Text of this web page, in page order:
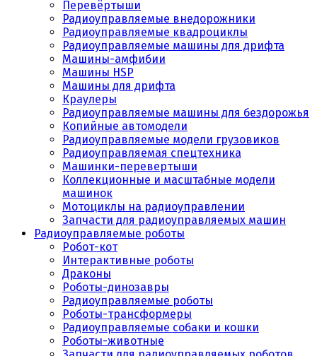
Перевёртыши
Радиоуправляемые внедорожники
Радиоуправляемые квадроциклы
Радиоуправляемые машины для дрифта
Машины-амфибии
Машины HSP
Машины для дрифта
Краулеры
Радиоуправляемые машины для бездорожья
Копийные автомодели
Радиоуправляемые модели грузовиков
Радиоуправляемая спецтехника
Машинки-перевертыши
Коллекционные и масштабные модели
машинок
Мотоциклы на радиоуправлении
Запчасти для радиоуправляемых машин
Радиоуправляемые роботы
Робот-кот
Интерактивные роботы
Драконы
Роботы-динозавры
Радиоуправляемые роботы
Роботы-трансформеры
Радиоуправляемые собаки и кошки
Роботы-животные